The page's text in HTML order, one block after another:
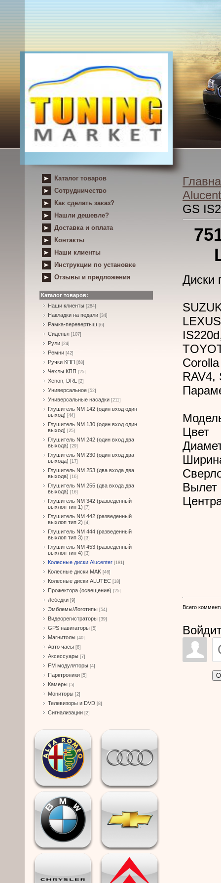
Каталог товаров
Сотрудничество
Как сделать заказ?
Нашли дешевле?
Доставка и оплата
Контакты
Наши клиенты
Инструкции по установке
Отзывы и предложения
Каталог товаров:
Наши клиенты [284]
Накладки на педали [34]
Рамка-перевертыш [6]
Сиденья [107]
Рули [24]
Ремни [42]
Ручки КПП [68]
Чехлы КПП [25]
Xenon, DRL [2]
Универсальное [52]
Универсальные насадки [211]
Глушитель NM 142 (один вход один
выход) [44]
Глушитель NM 130 (один вход один
выход) [25]
Глушитель NM 242 (один вход два
выхода) [29]
Глушитель NM 230 (один вход два
выхода) [17]
Глушитель NM 253 (два входа два
выхода) [16]
Глушитель NM 255 (два входа два
выхода) [16]
Глушитель NM 342 (разведенный
выхлоп тип 1) [7]
Глушитель NM 442 (разведенный
выхлоп тип 2) [4]
Глушитель NM 444 (разведенный
выхлоп тип 3) [3]
Глушитель NM 453 (разведенный
выхлоп тип 4) [3]
Колесные диски Alucenter [181]
Колесные диски MAK [46]
Колесные диски ALUTEC [18]
Прожектора (освещение) [25]
Лебедки [9]
Эмблемы/Логотипы [54]
Видеорегистраторы [39]
GPS навигаторы [5]
Магнитолы [40]
Авто часы [8]
Аксессуары [7]
FM модуляторы [4]
Парктроники [5]
Камеры [5]
Мониторы [2]
Телевизоры и DVD [8]
Сигнализации [2]
GS
Диски
RAV4,
Цвет
Вылет
Всего